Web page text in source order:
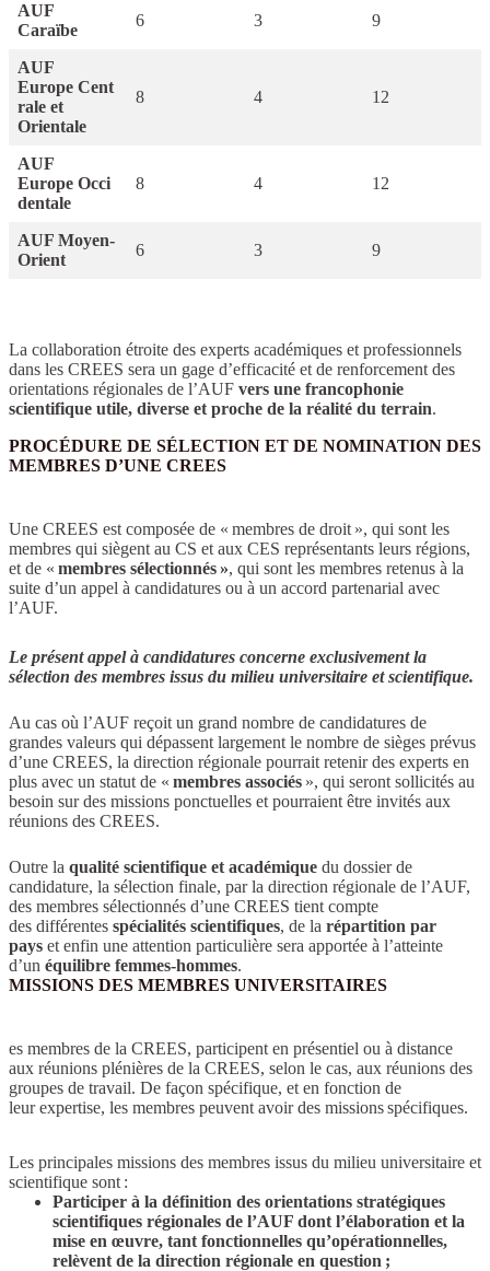
AUF
Caraïbe
6 3 9
AUF
Europe Cent
rale et
Orientale
8 4 12
AUF
Europe Occi
dentale
8 4 12
AUF Moyen-
Orient
6 3 9
La collaboration étroite des experts académiques et professionnels
dans les CREES sera un gage d’efficacité et de renforcement des
orientations régionales de l’AUF vers une francophonie
scientifique utile, diverse et proche de la réalité du terrain.
PROCÉDURE DE SÉLECTION ET DE NOMINATION DES
MEMBRES D’UNE CREES
Une CREES est composée de « membres de droit », qui sont les
membres qui siègent au CS et aux CES représentants leurs régions,
et de « membres sélectionnés», qui sont les membres retenus à la
suite d’un appel à candidatures ou à un accord partenarial avec
l’AUF.
Le présent appel à candidatures concerne exclusivement la
sélection des membres issus du milieu universitaire et scientifique.
Au cas où l’AUF reçoit un grand nombre de candidatures de
grandes valeurs qui dépassent largement le nombre de sièges prévus
d’une CREES, la direction régionale pourrait retenir des experts en
plus avec un statut de « membres associés », qui seront sollicités au
besoin sur des missions ponctuelles et pourraient être invités aux
réunions des CREES.
Outre la qualité scientifique et académique du dossier de
candidature, la sélection finale, par la direction régionale de l’AUF,
des membres sélectionnés d’une CREES tient compte
des différentes spécialités scientifiques, de la répartition par
pays et enfin une attention particulière sera apportée à l’atteinte
d’un équilibre femmes-hommes.
MISSIONS DES MEMBRES UNIVERSITAIRES
es membres de la CREES, participent en présentiel ou à distance
aux réunions plénières de la CREES, selon le cas, aux réunions des
groupes de travail. De façon spécifique, et en fonction de
leur expertise, les membres peuvent avoir des missions spécifiques.
Les principales missions des membres issus du milieu universitaire et
scientifique sont :
Participer à la définition des orientations stratégiques
scientifiques régionales de l’AUF dont l’élaboration et la
mise en œuvre, tant fonctionnelles qu’opérationnelles,
relèvent de la direction régionale en question ;